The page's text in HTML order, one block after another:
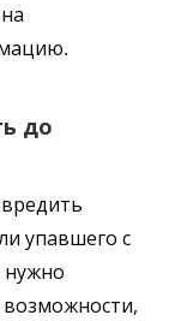
до
упавшего с
нужно